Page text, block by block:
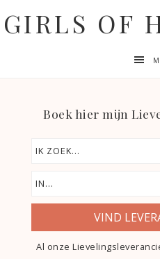
GIRLS OF
Boek hier mijn
VIND
Al onze